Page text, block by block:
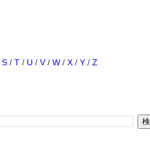
S / T / U / V/ W / X / Y / Z